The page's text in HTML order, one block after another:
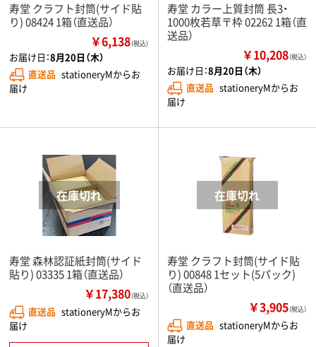
寿堂 クラフト封筒(サイド貼
り) 08424 1箱（直送品）
￥6,138（税込）
お届け日：8月20日（木）
直送品 stationeryMからお
届け
寿堂 カラー上質封筒 長3・
1000枚若草〒枠 02262 1箱（直
送品）
￥10,208（税込）
お届け日：8月20日（木）
直送品 stationeryMからお
届け
寿堂 森林認証紙封筒(サイド
貼り) 03335 1箱（直送品）
￥17,380（税込）
直送品 stationeryMからお
届け
寿堂 クラフト封筒(サイド貼
り) 00848 1セット(5パック)
（直送品）
￥3,905（税込）
直送品 stationeryMからお
届け